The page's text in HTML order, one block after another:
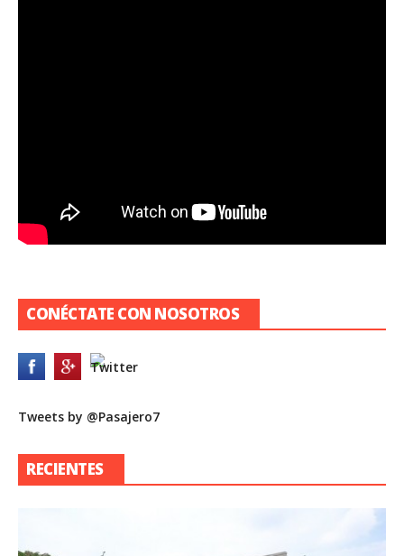
CONÉCTATE CON NOSOTROS
Tweets by @Pasajero7
RECIENTES